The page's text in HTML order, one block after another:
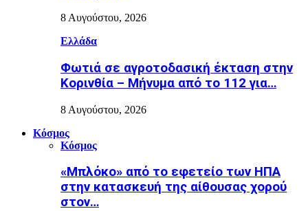
8 Αυγούστου, 2026
Ελλάδα
Φωτιά σε αγροτοδασική έκταση στην
Κορινθία – Μήνυμα από το 112 για…
8 Αυγούστου, 2026
Κόσμος
Κόσμος
«Μπλόκο» από το εφετείο των ΗΠΑ
στην κατασκευή της αίθουσας χορού
στον…